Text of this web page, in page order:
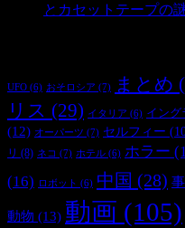
とカセットテープの
UFO (6) おそロシア (7) まとめ
リス (29) イタリア (6) イング
(12) オーパーツ (7) セルフィー
リ (8) ネコ (7) ホテル (6) ホラー
(16)
ロボット (6) 中国 (28)
動物 (13) 動画 (105)